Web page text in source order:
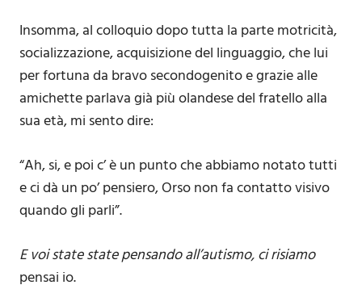
Insomma, al colloquio dopo tutta la parte motricità,
socializzazione, acquisizione del linguaggio, che lui
per fortuna da bravo secondogenito e grazie alle
amichette parlava già più olandese del fratello alla
sua età, mi sento dire:
“Ah, si, e poi c’ è un punto che abbiamo notato tutti
e ci dà un po’ pensiero, Orso non fa contatto visivo
quando gli parli”.
E voi state state pensando all’autismo, ci risiamo
pensai io.